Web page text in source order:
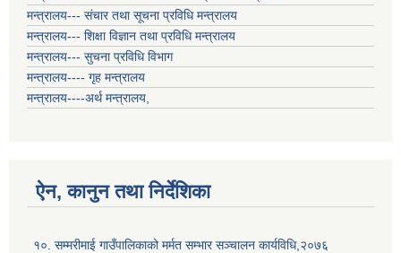
मन्त्रालय--- संचार तथा सूचना प्रविधि मन्त्रालय
मन्त्रालय--- शिक्षा विज्ञान तथा प्रविधि मन्त्रालय
मन्त्रालय--- सुचना प्रविधि विभाग
मन्त्रालय---- गृह मन्त्रालय
मन्त्रालय----अर्थ मन्त्रालय,
ऐन, कानुन तथा निर्देशिका
१०. सम्मरीमाई गाउँपालिकाको मर्मत सम्भार सञ्चालन कार्यविधि,२०७६